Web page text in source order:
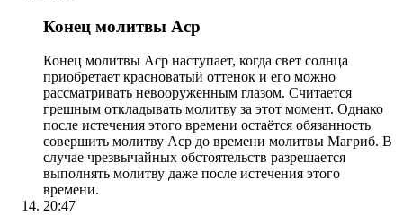
Конец молитвы Аср
Конец молитвы Аср наступает, когда свет солнца
приобретает красноватый оттенок и его можно
рассматривать невооруженным глазом. Считается
грешным откладывать молитву за этот момент. Однако
после истечения этого времени остаётся обязанность
совершить молитву Аср до времени молитвы Магриб. В
случае чрезвычайных обстоятельств разрешается
выполнять молитву даже после истечения этого
времени.
20:47